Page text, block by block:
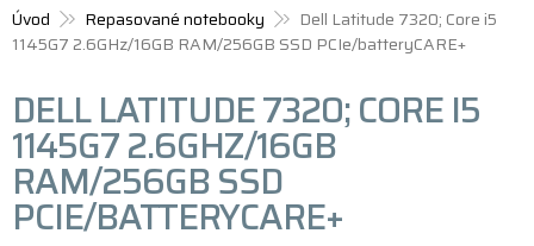
Úvod Repasované notebooky
Dell Latitude 7320; Core i5
1145G7 2.6GHz/16GB RAM/256GB SSD PCIe/batteryCARE+
DELL LATITUDE 7320; CORE I5
1145G7 2.6GHZ/16GB
RAM/256GB SSD
PCIE/BATTERYCARE+